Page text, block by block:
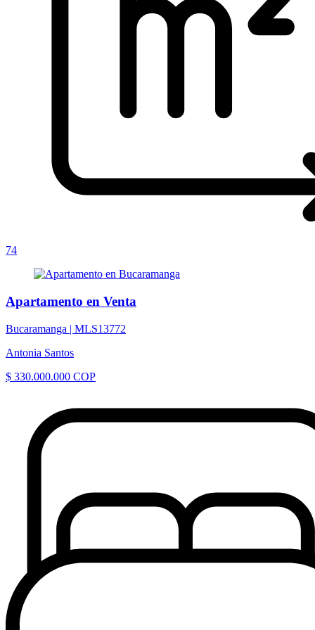
74
Apartamento en Venta
Bucaramanga | MLS13772
Antonia Santos
$ 330.000.000 COP